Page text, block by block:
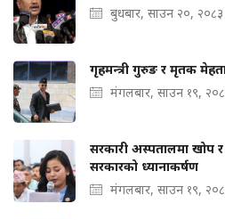
बुधबार, साउन २०, २०८३
गृहमन्त्री गुरुङ र मृतक
मंगलबार, साउन १९,
सरकारी अस्पतालमा खोप
सरकारको ध्यानाकर्षण
मंगलबार, साउन १९,